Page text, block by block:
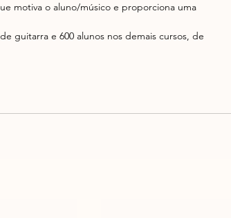
motiva o aluno/músico e proporciona uma
guitarra e 600 alunos nos demais cursos, de